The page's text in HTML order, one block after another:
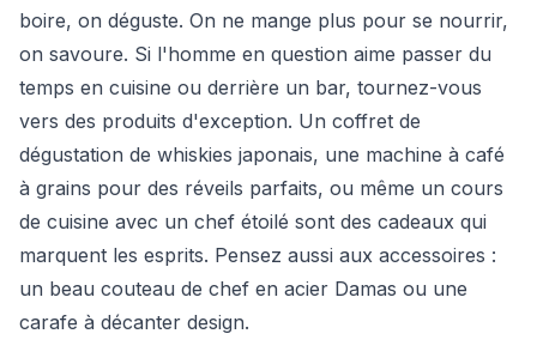
boire, on déguste. On ne mange plus pour se nourrir,
on savoure. Si l'homme en question aime passer du
temps en cuisine ou derrière un bar, tournez-vous
vers des produits d'exception. Un coffret de
dégustation de whiskies japonais, une machine à café
à grains pour des réveils parfaits, ou même un cours
de cuisine avec un chef étoilé sont des cadeaux qui
marquent les esprits. Pensez aussi aux accessoires :
un beau couteau de chef en acier Damas ou une
carafe à décanter design.